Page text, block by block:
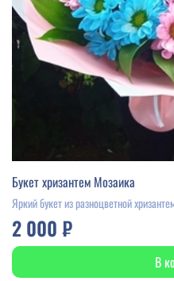
Букет хризантем Мозаика
Яркий букет из разноцветной
2 000 ₽
В